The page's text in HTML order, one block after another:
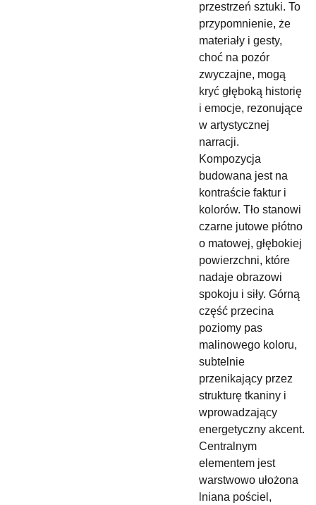
przestrzeń sztuki. To
przypomnienie, że
materiały i gesty,
choć na pozór
zwyczajne, mogą
kryć głęboką historię
i emocje, rezonujące
w artystycznej
narracji.
Kompozycja
budowana jest na
kontraście faktur i
kolorów. Tło stanowi
czarne jutowe płótno
o matowej, głębokiej
powierzchni, które
nadaje obrazowi
spokoju i siły. Górną
część przecina
poziomy pas
malinowego koloru,
subtelnie
przenikający przez
strukturę tkaniny i
wprowadzający
energetyczny akcent.
Centralnym
elementem jest
warstwowo ułożona
lniana pościel,